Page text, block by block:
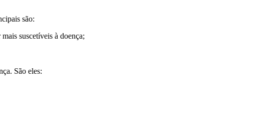
são:
suscetíveis à doença;
São eles: